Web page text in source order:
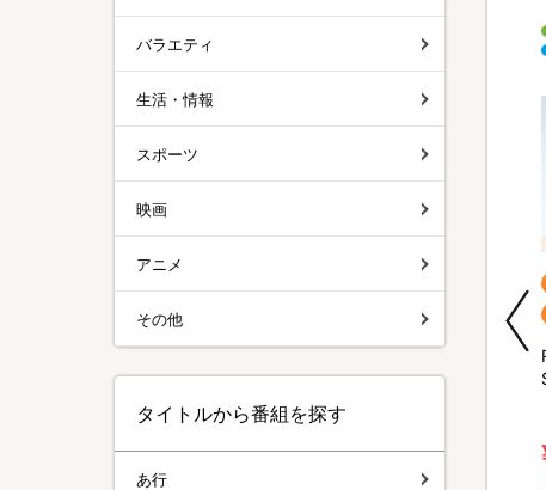
アマットNEO／
（税込）
バターチキンカレー
／計20食セット
¥13,960
¥9,980（税込）
期間限定
ュノーズ)
¥8,800
バラエティ
生活・情報
スポーツ
映画
アニメ
その他
タイトルから番組を探す
あ行